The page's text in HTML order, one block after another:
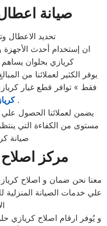
صيانة
تحديد الاعطال
ان إستخدام أحدث الأجهزة
كريازي بحلوان يساهم
يوفر الكثير لعملائنا من
فقط » توافر قطع غيار
.
يضمن لعملائنا الحصول
مستوى من الكفاءة التي
صيانة
مركز
معنا نحن ضمان و اصلاح
علي خدمات الصيانة المنزلية
و يُوفر ارقام اصلاح كريازي